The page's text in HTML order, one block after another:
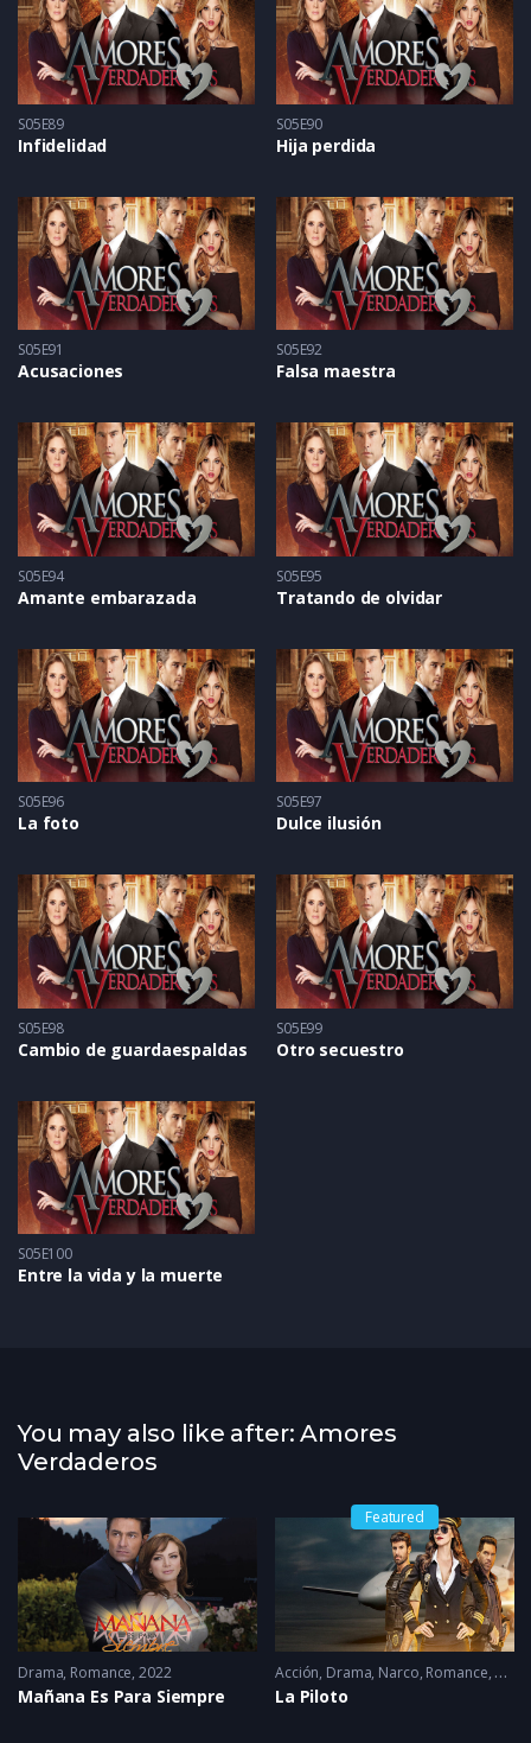
S05E89
Infidelidad
S05E90
Hija perdida
S05E91
Acusaciones
S05E92
Falsa maestra
S05E94
Amante embarazada
S05E95
Tratando de olvidar
S05E96
La foto
S05E97
Dulce ilusión
S05E98
Cambio de guardaespaldas
S05E99
Otro secuestro
S05E100
Entre la vida y la muerte
You may also like after: Amores
Verdaderos
Drama, Romance 2022
Mañana Es Para Siempre
Featured
Acción, Drama, Narco, Romance 2022
La Piloto